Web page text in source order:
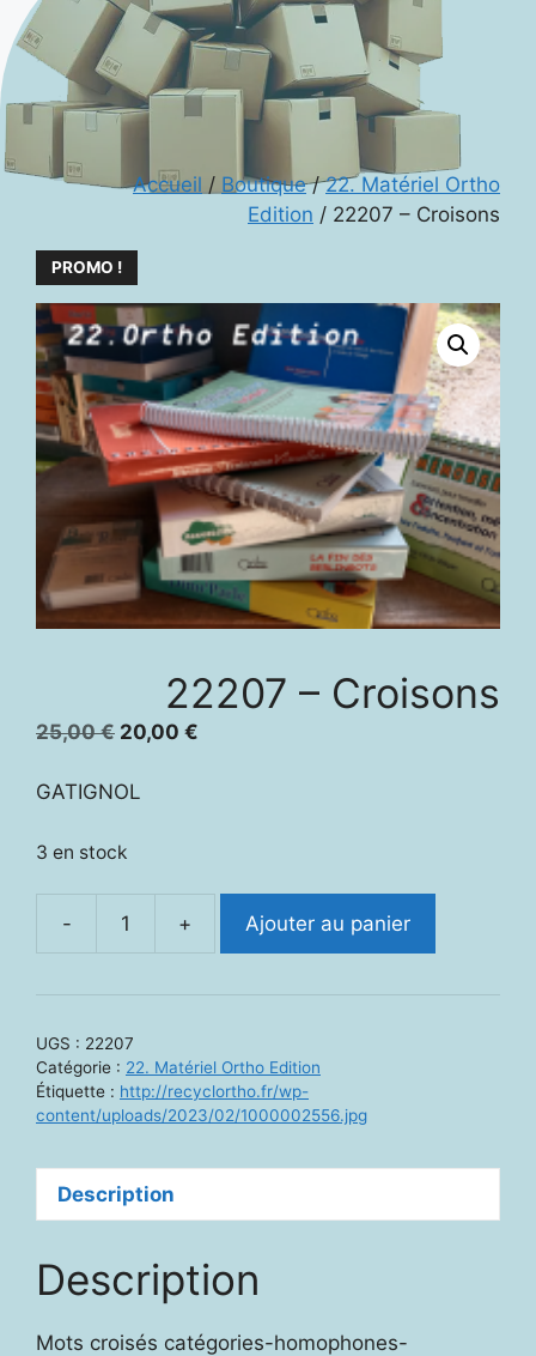
Accueil / Boutique/22. Matériel Ortho
Edition / 22207 – Croisons
PROMO !
22207 – Croisons
25,00€ Le
initial
25,00 €.
20,00 €
GATIGNOL
3 en stock
-
quantité
Croisons
+ Ajouter au panier
UGS : 22207
Catégorie : 22. Matériel Ortho Edition
Étiquette : http://recyclortho.fr/wp-
content/uploads/2023/02/1000002556.jpg
Description
Description
Mots croisés catégories-homophones-